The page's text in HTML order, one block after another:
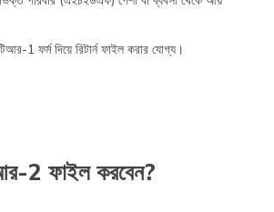
1 ফর্ম দিয়ে রিটার্ন ফাইল করার যোগ্য।
2 ফাইল করবেন?